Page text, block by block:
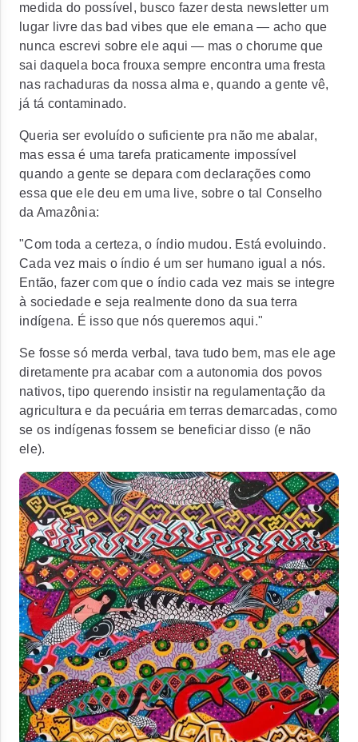
medida do possível, busco fazer desta newsletter um
lugar livre das bad vibes que ele emana — acho que
nunca escrevi sobre ele aqui — mas o chorume que
sai daquela boca frouxa sempre encontra uma fresta
nas rachaduras da nossa alma e, quando a gente vê,
já tá contaminado.
Queria ser evoluído o suficiente pra não me abalar,
mas essa é uma tarefa praticamente impossível
quando a gente se depara com declarações como
essa que ele deu em uma live, sobre o tal Conselho
da Amazônia:
"Com toda a certeza, o índio mudou. Está evoluindo.
Cada vez mais o índio é um ser humano igual a nós.
Então, fazer com que o índio cada vez mais se integre
à sociedade e seja realmente dono da sua terra
indígena. É isso que nós queremos aqui."
Se fosse só merda verbal, tava tudo bem, mas ele age
diretamente pra acabar com a autonomia dos povos
nativos, tipo querendo insistir na regulamentação da
agricultura e da pecuária em terras demarcadas, como
se os indígenas fossem se beneficiar disso (e não
ele).